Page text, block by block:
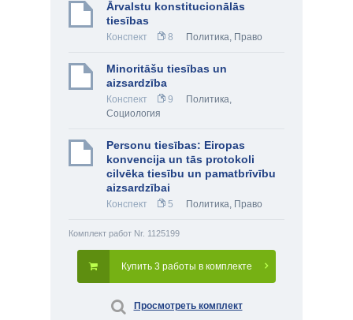
Ārvalstu konstitucionālās
tiesības
Конспект 8 Политика, Право
Minoritāšu tiesības un
aizsardzība
Конспект 9 Политика,
Социология
Personu tiesības: Eiropas
konvencija un tās protokoli
cilvēka tiesību un pamatbrīvību
aizsardzībai
Конспект 5 Политика, Право
Комплект работ Nr. 1125199
Купить 3 работы в комплекте
Просмотреть комплект